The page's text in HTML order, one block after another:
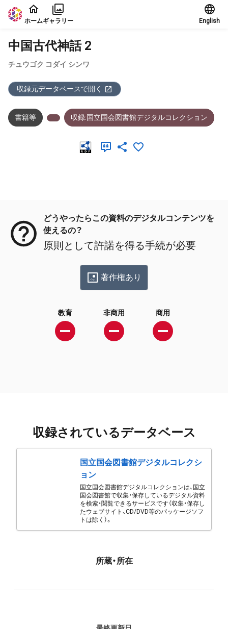
本文に飛ぶ
ホームギャラリー English
中国古代神話 2
チュウゴク コダイ シンワ
収録元データベースで開く
書籍等 収録:国立国会図書館デジタルコレクション
どうやったらこの資料のデジタルコンテンツを
使えるの？
原則として許諾を得る手続が必要
著作権あり
教育 非商用 商用
収録されているデータベース
国立国会図書館デジタルコレクシ
ョン
国立国会図書館デジタルコレクションは、国立
国会図書館で収集・保存しているデジタル資料
を検索・閲覧できるサービスです（収集・保存し
たウェブサイト、CD/DVD等のパッケージソフ
トは除く）。
所蔵・所在